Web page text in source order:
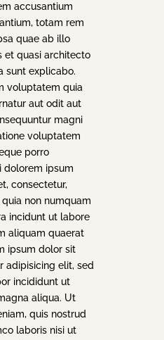
accusantium
totam rem
quae ab illo
et quasi architecto
sunt explicabo.
voluptatem quia
aut odit aut
magni
voluptatem
porro
dolorem ipsum
consectetur,
non numquam
incidunt ut labore
aliquam quaerat
ipsum dolor sit
adipisicing elit, sed
incididunt ut
aliqua. Ut
quis nostrud
laboris nisi ut